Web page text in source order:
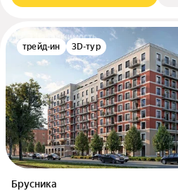
трейд-ин 3D-тур
Брусника